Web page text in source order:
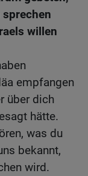
willen
empfangen
über dich
hätte.
was du
bekannt,
wird.